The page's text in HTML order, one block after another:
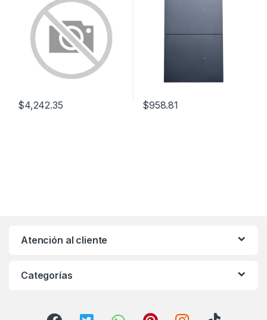
$4,242.35 $958.81
Atención al cliente
Categorías